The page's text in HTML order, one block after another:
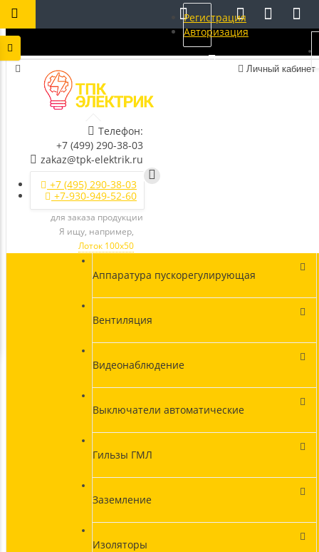
Личный кабинет
Телефон:
+7 (499) 290-38-03
zakaz@tpk-elektrik.ru
+7 (495) 290-38-03
+7-930-949-52-60
для заказа продукции
Я ищу, например,
Лоток 100х50
Аппаратура пускорегулирующая
Вентиляция
Видеонаблюдение
Выключатели автоматические
Гильзы ГМЛ
Заземление
Изоляторы
Регистрация
Авторизация